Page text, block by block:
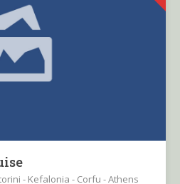
- Kefalonia - Corfu - Athens